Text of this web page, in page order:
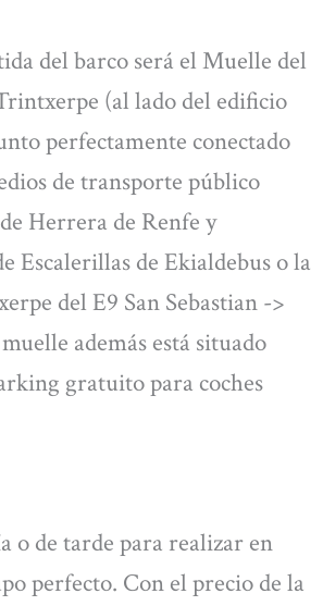
del barco será el Muelle del
(al lado del edificio
perfectamente conectado
de transporte público
Herrera de Renfe y
Escalerillas de Ekialdebus o la
del E9 San Sebastian ->
además está situado
gratuito para coches
o de tarde para realizar en
perfecto. Con el precio de la